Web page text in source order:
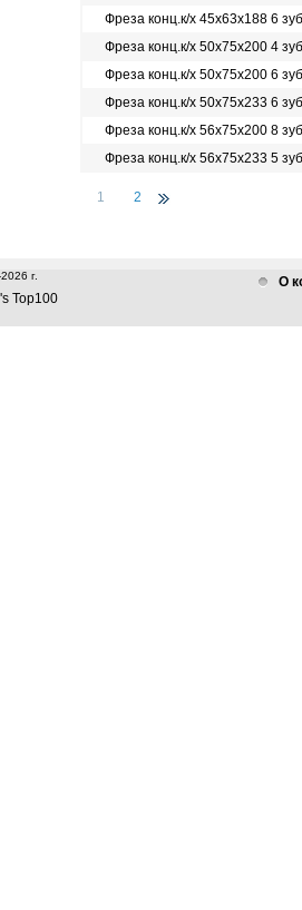
Фреза конц.к/х 45х63х188 6
Фреза конц.к/х 50х75х200 4
Фреза конц.к/х 50х75х200 6
Фреза конц.к/х 50х75х233 6
Фреза конц.к/х 56х75х200 8
Фреза конц.к/х 56х75х233 5
1 2
г. О